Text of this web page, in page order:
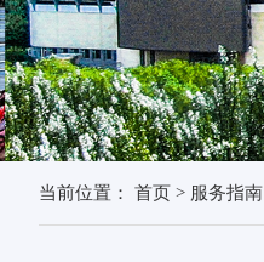
当前位置： 首页 > 服务指南